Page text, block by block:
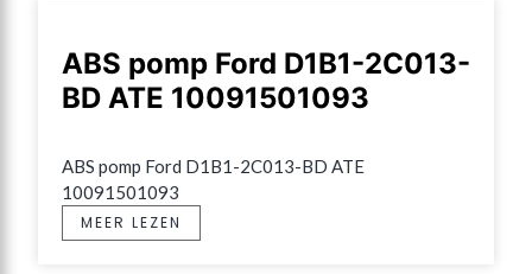
ABS pomp Ford D1B1-2C013-
BD ATE 10091501093
ABS pomp Ford D1B1-2C013-BD ATE
10091501093
MEER LEZEN